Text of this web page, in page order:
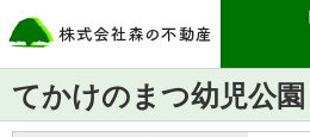
てかけのまつ幼児公園